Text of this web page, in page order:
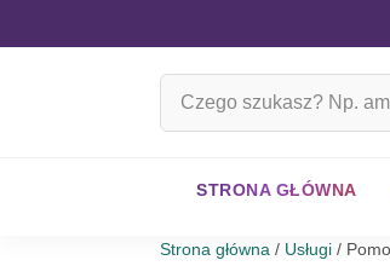
STRONA GŁÓWNA
Strona główna / Usługi /